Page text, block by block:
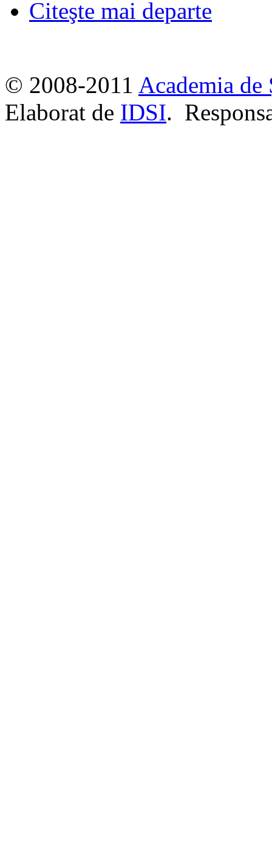
Citeşte mai departe
© 2008-2011 Academia
Elaborat de IDSI.